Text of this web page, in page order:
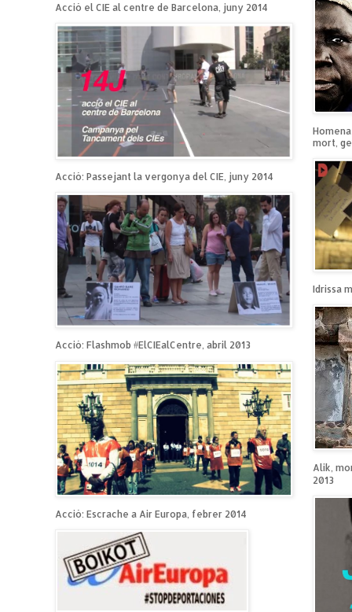
Acció el CIE al centre de Barcelona, juny 2014
Acció: Passejant la vergonya del CIE, juny 2014
Acció: Flashmob #ElCIEalCentre, abril 2013
Acció: Escrache a Air Europa, febrer 2014
mort,
Idrissa
Alik,
2013